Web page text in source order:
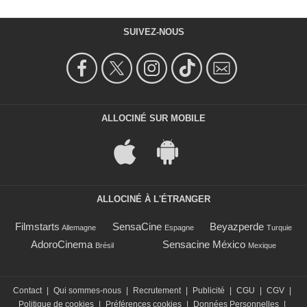
SUIVEZ-NOUS
ALLOCINÉ SUR MOBILE
ALLOCINÉ À L'ÉTRANGER
Filmstarts Allemagne SensaCine Espagne Beyazperde Turquie
AdoroCinema Brésil Sensacine México Mexique
Contact | Qui sommes-nous | Recrutement | Publicité | CGU | CGV |
Politique de cookies | Préférences cookies | Données Personnelles |